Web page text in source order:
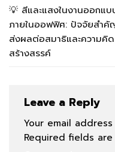
💡 สีและแสงในงานออกแบ
ภายในออฟฟิศ: ปัจจัยสำ
ส่งผลต่อสมาธิและความคิด
สร้างสรรค์
Leave a Reply
Your email
Required fields